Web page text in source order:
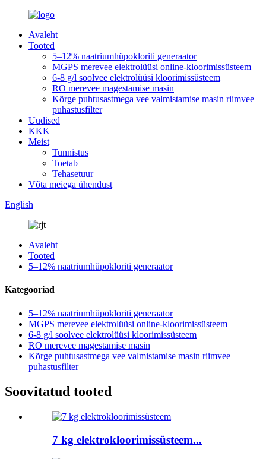
Avaleht
Tooted
5–12% naatriumhüpokloriti generaator
MGPS merevee elektrolüüsi online-kloorimissüsteem
6-8 g/l soolvee elektrolüüsi kloorimissüsteem
RO merevee magestamise masin
Kõrge puhtusastmega vee valmistamise masin riimvee
puhastusfilter
Uudised
KKK
Meist
Tunnistus
Toetab
Tehasetuur
Võta meiega ühendust
English
Avaleht
Tooted
5–12% naatriumhüpokloriti generaator
Kategooriad
5–12% naatriumhüpokloriti generaator
MGPS merevee elektrolüüsi online-kloorimissüsteem
6-8 g/l soolvee elektrolüüsi kloorimissüsteem
RO merevee magestamise masin
Kõrge puhtusastmega vee valmistamise masin riimvee
puhastusfilter
Soovitatud tooted
7 kg elektrokloorimissüsteem...